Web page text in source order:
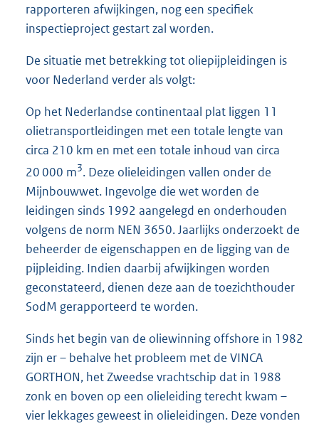
rapporteren afwijkingen, nog een specifiek
inspectieproject gestart zal worden.
De situatie met betrekking tot oliepijpleidingen is
voor Nederland verder als volgt:
Op het Nederlandse continentaal plat liggen 11
olietransportleidingen met een totale lengte van
circa 210 km en met een totale inhoud van circa
20 000 m3. Deze olieleidingen vallen onder de
Mijnbouwwet. Ingevolge die wet worden de
leidingen sinds 1992 aangelegd en onderhouden
volgens de norm NEN 3650. Jaarlijks onderzoekt de
beheerder de eigenschappen en de ligging van de
pijpleiding. Indien daarbij afwijkingen worden
geconstateerd, dienen deze aan de toezichthouder
SodM gerapporteerd te worden.
Sinds het begin van de oliewinning offshore in 1982
zijn er – behalve het probleem met de VINCA
GORTHON, het Zweedse vrachtschip dat in 1988
zonk en boven op een olieleiding terecht kwam –
vier lekkages geweest in olieleidingen. Deze vonden